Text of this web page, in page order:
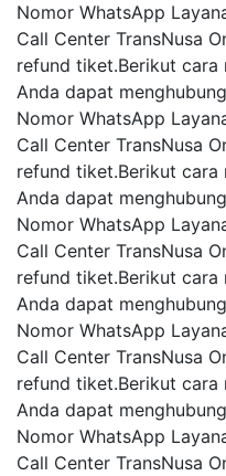
Nomor WhatsApp
Call Center TransNusa
refund tiket.Berikut cara
Anda dapat
Nomor WhatsApp
Call Center TransNusa
refund tiket.Berikut cara
Anda dapat
Nomor WhatsApp
Call Center TransNusa
refund tiket.Berikut cara
Anda dapat
Nomor WhatsApp
Call Center TransNusa
refund tiket.Berikut cara
Anda dapat
Nomor WhatsApp
Call Center TransNusa